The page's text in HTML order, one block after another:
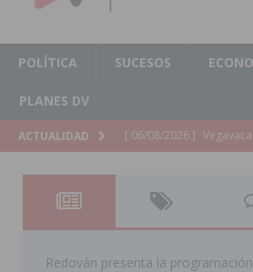
POLÍTICA SUCESOS
PLANES DV
ACTUALIDAD [ 06/08/2026 ] La
Patronales 2026
[ 06/08/2026 ] La
curso 2026-2027
Redován presenta la